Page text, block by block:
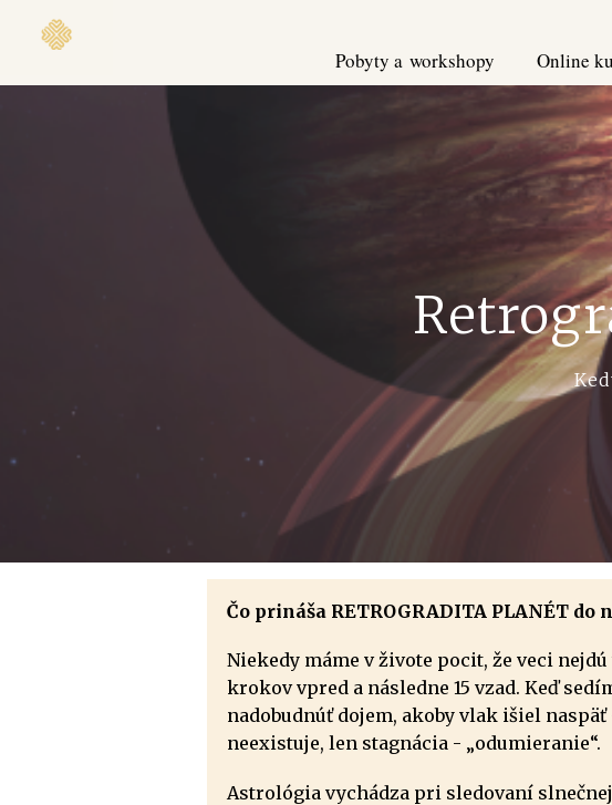
Pobyty a workshopy Online
Čo prináša RETROGRADITA PLANÉT do
Niekedy máme v živote pocit, že veci
krokov vpred a následne 15 vzad. Keď
nadobudnúť dojem, akoby vlak išiel
neexistuje, len stagnácia - „odumieranie“.
Astrológia vychádza pri sledovaní